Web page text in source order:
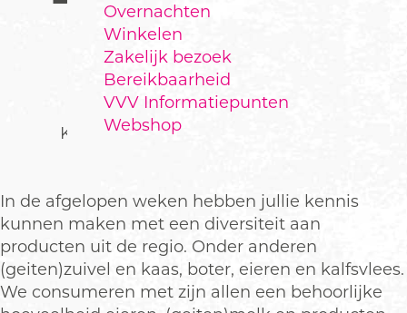
Overnachten
Winkelen
Zakelijk bezoek
Bereikbaarheid
VVV Informatiepunten
Webshop
PRODUCTIE EN
CONSUMPTIE
Kringlooplandbouw is de toekomst
In de afgelopen weken hebben jullie kennis
kunnen maken met een diversiteit aan
producten uit de regio. Onder anderen
(geiten)zuivel en kaas, boter, eieren en kalfsvlees.
We consumeren met zijn allen een behoorlijke